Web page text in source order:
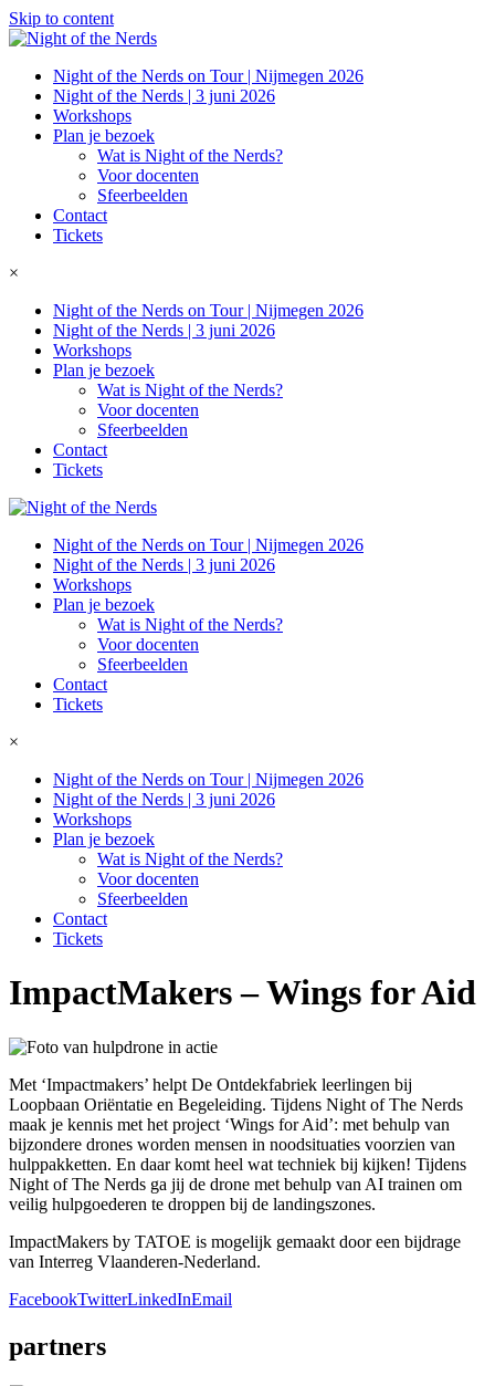
Skip to content
Night of the Nerds on Tour | Nijmegen 2026
Night of the Nerds | 3 juni 2026
Workshops
Plan je bezoek
Wat is Night of the Nerds?
Voor docenten
Sfeerbeelden
Contact
Tickets
×
Night of the Nerds on Tour | Nijmegen 2026
Night of the Nerds | 3 juni 2026
Workshops
Plan je bezoek
Wat is Night of the Nerds?
Voor docenten
Sfeerbeelden
Contact
Tickets
Night of the Nerds on Tour | Nijmegen 2026
Night of the Nerds | 3 juni 2026
Workshops
Plan je bezoek
Wat is Night of the Nerds?
Voor docenten
Sfeerbeelden
Contact
Tickets
×
Night of the Nerds on Tour | Nijmegen 2026
Night of the Nerds | 3 juni 2026
Workshops
Plan je bezoek
Wat is Night of the Nerds?
Voor docenten
Sfeerbeelden
Contact
Tickets
ImpactMakers – Wings for Aid
Met ‘Impactmakers’ helpt De Ontdekfabriek leerlingen bij
Loopbaan Oriëntatie en Begeleiding. Tijdens Night of The Nerds
maak je kennis met het project ‘Wings for Aid’: met behulp van
bijzondere drones worden mensen in noodsituaties voorzien van
hulppakketten. En daar komt heel wat techniek bij kijken! Tijdens
Night of The Nerds ga jij de drone met behulp van AI trainen om
veilig hulpgoederen te droppen bij de landingszones.
ImpactMakers by TATOE is mogelijk gemaakt door een bijdrage
van Interreg Vlaanderen-Nederland.
FacebookTwitterLinkedInEmail
partners